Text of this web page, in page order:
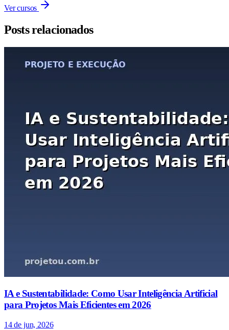
Ver cursos
Posts relacionados
IA e Sustentabilidade: Como Usar Inteligência Artificial
para Projetos Mais Eficientes em 2026
14 de jun, 2026